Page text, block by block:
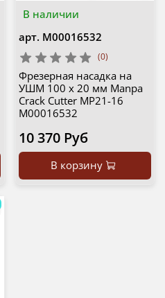
В наличии
арт. М00016532
(0)
Фрезерная насадка на
УШМ 100 х 20 мм Manpa
Crack Cutter MP21-16
М00016532
10 370 Руб
В корзину